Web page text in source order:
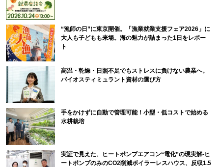
“漁師の日”に東京開催。「漁業就業支援フェア2026」に
大人も子どもも来場。海の魅力が詰まった1日をレポー
ト
高温・乾燥・日照不足でもストレスに負けない農業へ。
バイオスティミュラント資材の選び方
手をかけずに自動で管理可能！小型・低コストで始める
水耕栽培
実証で見えた、ヒートポンプエアコン“電化”の現実解-ヒ
ートポンプのみのCO2削減ボイラーレスハウス、反収1.5